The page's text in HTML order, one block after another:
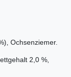
Ochsenziemer.
2,0 %,